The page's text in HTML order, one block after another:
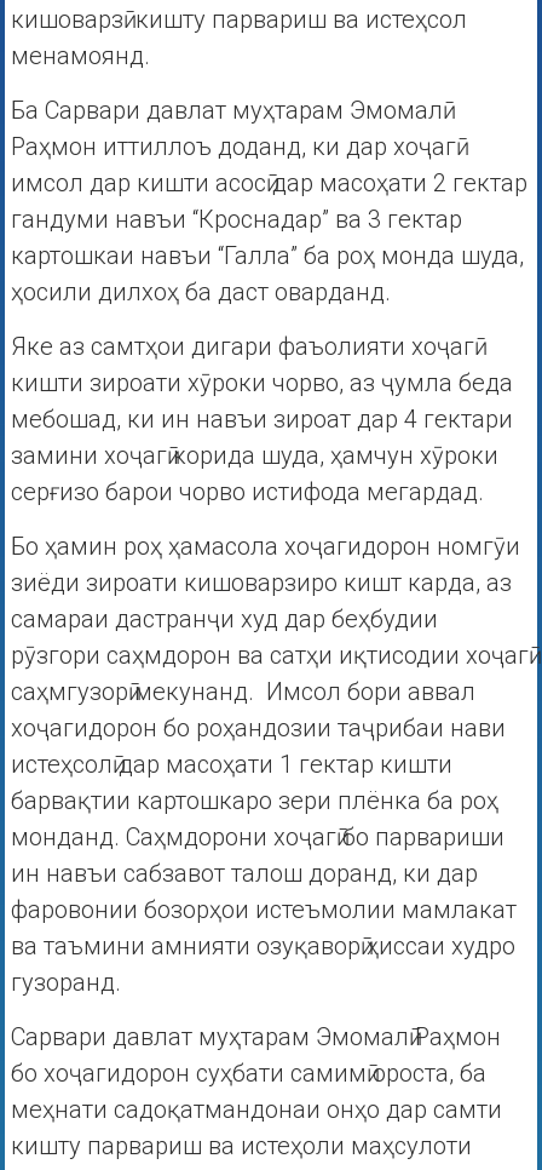
кишоварзӣ кишту парвариш ва истеҳсол
менамоянд.
Ба Сарвари давлат муҳтарам Эмомалӣ
Раҳмон иттиллоъ доданд, ки дар хоҷагӣ
имсол дар кишти асосӣ дар масоҳати 2 гектар
гандуми навъи “Кроснадар” ва 3 гектар
картошкаи навъи “Галла” ба роҳ монда шуда,
ҳосили дилхоҳ ба даст оварданд.
Яке аз самтҳои дигари фаъолияти хоҷагӣ
кишти зироати хӯроки чорво, аз ҷумла беда
мебошад, ки ин навъи зироат дар 4 гектари
замини хоҷагӣ корида шуда, ҳамчун хӯроки
серғизо барои чорво истифода мегардад.
Бо ҳамин роҳ ҳамасола хоҷагидорон номгӯи
зиёди зироати кишоварзиро кишт карда, аз
самараи дастранҷи худ дар беҳбудии
рӯзгори саҳмдорон ва сатҳи иқтисодии хоҷагӣ
саҳмгузорӣ мекунанд. Имсол бори аввал
хоҷагидорон бо роҳандозии таҷрибаи нави
истеҳсолӣ дар масоҳати 1 гектар кишти
барвақтии картошкаро зери плёнка ба роҳ
монданд. Саҳмдорони хоҷагӣ бо парвариши
ин навъи сабзавот талош доранд, ки дар
фаровонии бозорҳои истеъмолии мамлакат
ва таъмини амнияти озуқаворӣ ҳиссаи худро
гузоранд.
Сарвари давлат муҳтарам Эмомалӣ Раҳмон
бо хоҷагидорон суҳбати самимӣ ороста, ба
меҳнати садоқатмандонаи онҳо дар самти
кишту парвариш ва истеҳоли маҳсулоти